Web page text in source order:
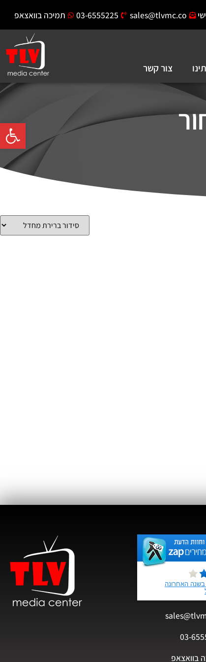
פתח
sales@tlvmc.co
03-6555225 תמיכה בוואצאפ
צור קשר
03-
בוואצאפ